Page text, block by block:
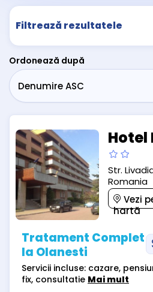
Filtrează rezultatele
Ordonează după
Hotel
Str.
Romania
Vezi
hartă
Tratament Complet
la Olanesti
Servicii incluse: cazare,
fix, consultatie Mai mult